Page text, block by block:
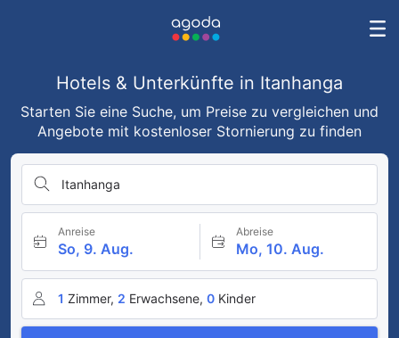
Hotels & Unterkünfte in Itanhanga
Starten Sie eine Suche, um Preise zu vergleichen und
Angebote mit kostenloser Stornierung zu finden
Itanhanga
Anreise
So, 9. Aug.
Abreise
Mo, 10. Aug.
1 Zimmer, 2 Erwachsene, 0 Kinder